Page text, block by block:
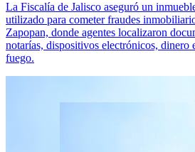
La Fiscalía de Jalisco aseguró un
utilizado para cometer fraudes
Zapopan, donde agentes localizaron
notarías, dispositivos electrónicos, dinero
fuego.